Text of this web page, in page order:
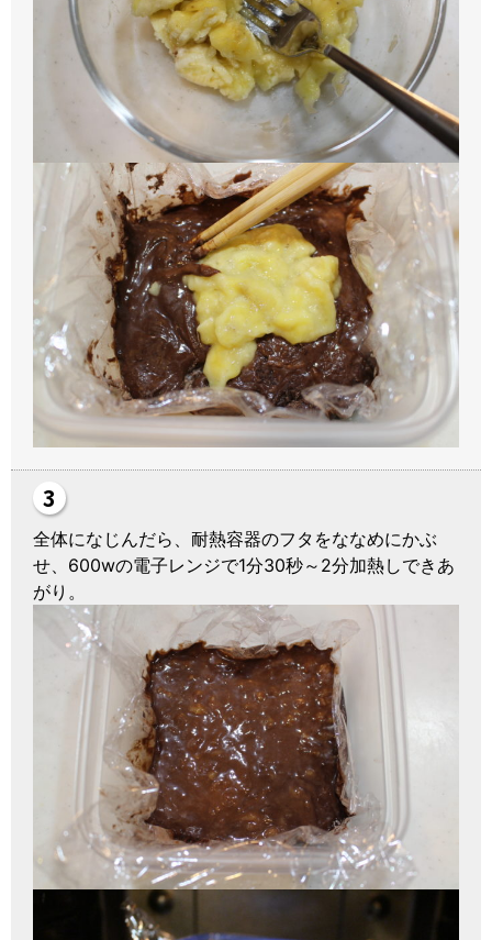
全体になじんだら、耐熱容器のフタをななめにかぶ
せ、600wの電子レンジで1分30秒～2分加熱しできあ
がり。